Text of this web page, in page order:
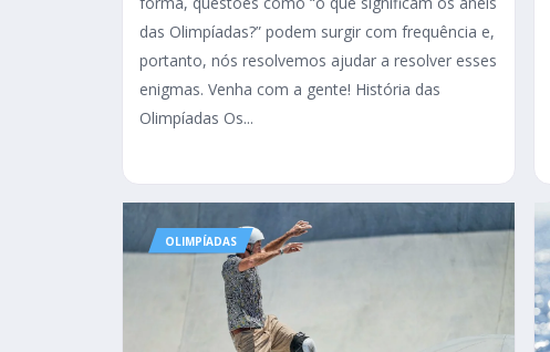
das Olimpíadas?” podem surgir com frequência e,
portanto, nós resolvemos ajudar a resolver esses
enigmas. Venha com a gente! História das
Olimpíadas Os...
OLIMPÍADAS